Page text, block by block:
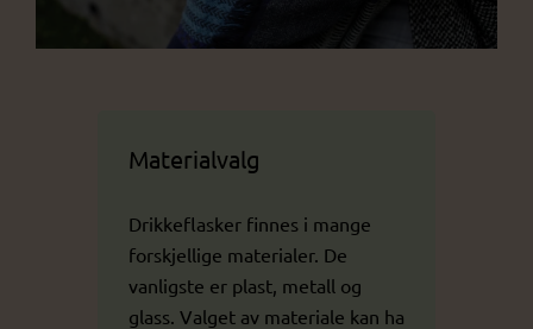
Materialvalg
Drikkeflasker finnes i mange
forskjellige materialer. De
vanligste er plast, metall og
glass. Valget av materiale kan ha